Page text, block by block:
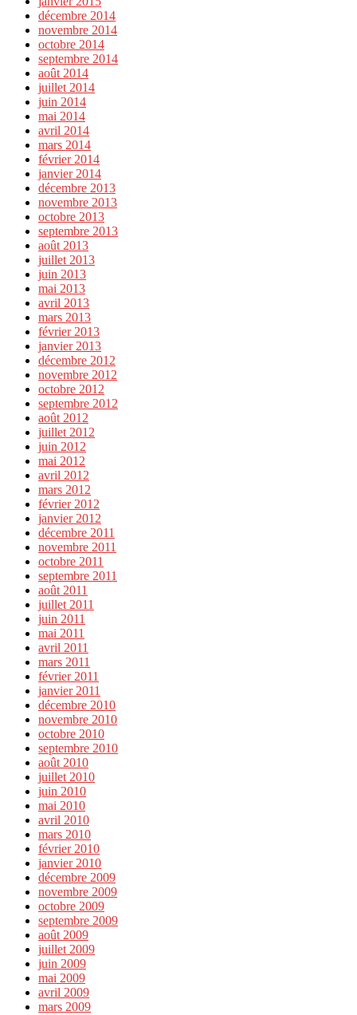
décembre 2014
novembre 2014
octobre 2014
septembre 2014
août 2014
juillet 2014
juin 2014
mai 2014
avril 2014
mars 2014
février 2014
janvier 2014
décembre 2013
novembre 2013
octobre 2013
septembre 2013
août 2013
juillet 2013
juin 2013
mai 2013
avril 2013
mars 2013
février 2013
janvier 2013
décembre 2012
novembre 2012
octobre 2012
septembre 2012
août 2012
juillet 2012
juin 2012
mai 2012
avril 2012
mars 2012
février 2012
janvier 2012
décembre 2011
novembre 2011
octobre 2011
septembre 2011
août 2011
juillet 2011
juin 2011
mai 2011
avril 2011
mars 2011
février 2011
janvier 2011
décembre 2010
novembre 2010
octobre 2010
septembre 2010
août 2010
juillet 2010
juin 2010
mai 2010
avril 2010
mars 2010
février 2010
janvier 2010
décembre 2009
novembre 2009
octobre 2009
septembre 2009
août 2009
juillet 2009
juin 2009
mai 2009
avril 2009
mars 2009